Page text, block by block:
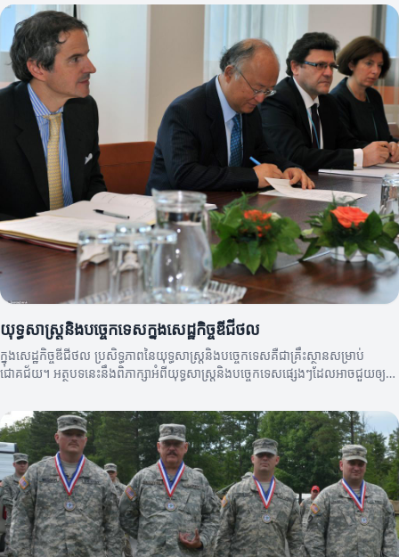
យុទ្ធសាស្រ្តនិងបច្ចេកទេសក្នុងសេដ្ឋកិច្ចឌីជីថល
ក្នុងសេដ្ឋកិច្ចឌីជីថល ប្រសិទ្ធភាពនៃយុទ្ធសាស្រ្តនិងបច្ចេកទេសគឺជាគ្រឹះស្ថានសម្រាប់
ជោគជ័យ។ អត្ថបទនេះនឹងពិភាក្សាអំពីយុទ្ធសាស្រ្តនិងបច្ចេកទេសផ្សេងៗដែលអាចជួយឲ្យ